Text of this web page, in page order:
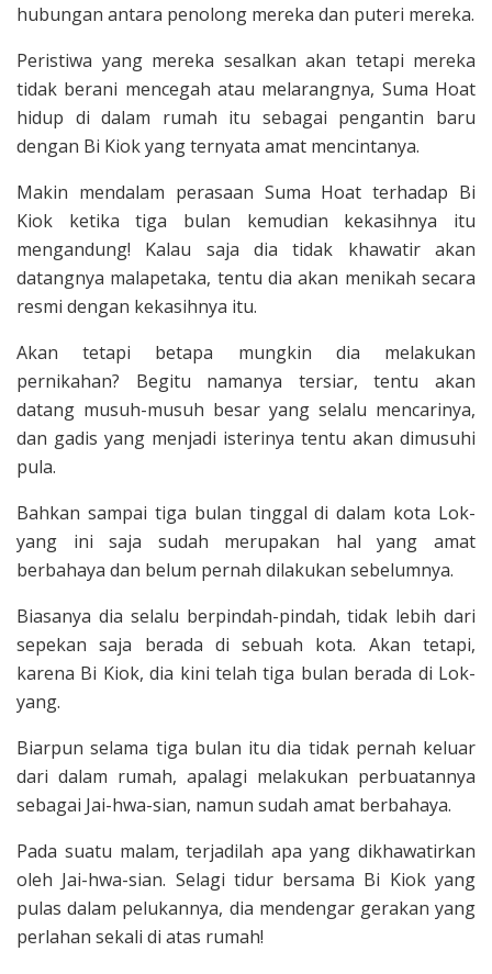
hubungan antara penolong mereka dan puteri mereka.
Peristiwa yang mereka sesalkan akan tetapi mereka
tidak berani mencegah atau melarangnya, Suma Hoat
hidup di dalam rumah itu sebagai pengantin baru
dengan Bi Kiok yang ternyata amat mencintanya.
Makin mendalam perasaan Suma Hoat terhadap Bi
Kiok ketika tiga bulan kemudian kekasihnya itu
mengandung! Kalau saja dia tidak khawatir akan
datangnya malapetaka, tentu dia akan menikah secara
resmi dengan kekasihnya itu.
Akan tetapi betapa mungkin dia melakukan
pernikahan? Begitu namanya tersiar, tentu akan
datang musuh-musuh besar yang selalu mencarinya,
dan gadis yang menjadi isterinya tentu akan dimusuhi
pula.
Bahkan sampai tiga bulan tinggal di dalam kota Lok-
yang ini saja sudah merupakan hal yang amat
berbahaya dan belum pernah dilakukan sebelumnya.
Biasanya dia selalu berpindah-pindah, tidak lebih dari
sepekan saja berada di sebuah kota. Akan tetapi,
karena Bi Kiok, dia kini telah tiga bulan berada di Lok-
yang.
Biarpun selama tiga bulan itu dia tidak pernah keluar
dari dalam rumah, apalagi melakukan perbuatannya
sebagai Jai-hwa-sian, namun sudah amat berbahaya.
Pada suatu malam, terjadilah apa yang dikhawatirkan
oleh Jai-hwa-sian. Selagi tidur bersama Bi Kiok yang
pulas dalam pelukannya, dia mendengar gerakan yang
perlahan sekali di atas rumah!